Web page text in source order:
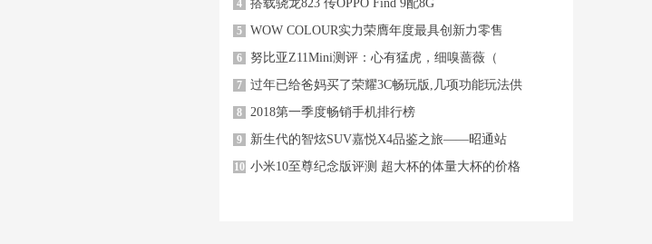
4 搭载骁龙823 传OPPO Find 9配8G
5 WOW COLOUR实力荣膺年度最具创新力零售
6 努比亚Z11Mini测评：心有猛虎，细嗅蔷薇（
7 过年已给爸妈买了荣耀3C畅玩版,几项功能玩法供
8 2018第一季度畅销手机排行榜
9 新生代的智炫SUV嘉悦X4品鉴之旅——昭通站
10 小米10至尊纪念版评测 超大杯的体量大杯的价格